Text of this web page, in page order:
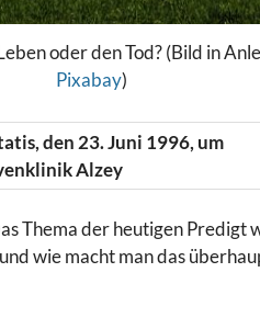
oder den Tod? (Bild in
Pixabay)
den 23. Juni 1996, um
Alzey
Thema der heutigen Predigt
wie macht man das